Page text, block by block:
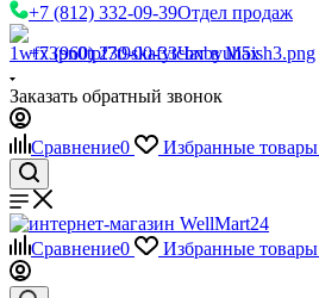
+7 (812) 332-09-39Отдел продаж
+7 (960) 230-00-33Чат в Max
Заказать обратный звонок
Сравнение0 Избранные товары
Сравнение0 Избранные товары